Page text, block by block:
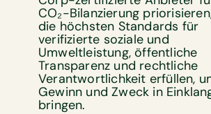
CO₂-Bilanzierung
die höchsten Standards für
verifizierte soziale und
Umweltleistung, öffentliche
Transparenz und rechtliche
Verantwortlichkeit erfüllen,
Gewinn und Zweck in
bringen.